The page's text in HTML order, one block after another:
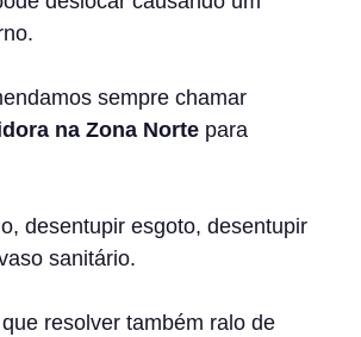
sempre chamar
na Zona Norte para
desentupir esgoto, desentupir
sanitário.
resolver também ralo de